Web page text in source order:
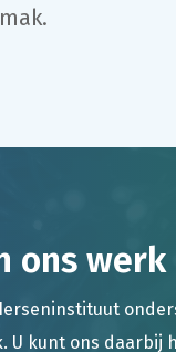
ons werk
U kunt ons daarbij